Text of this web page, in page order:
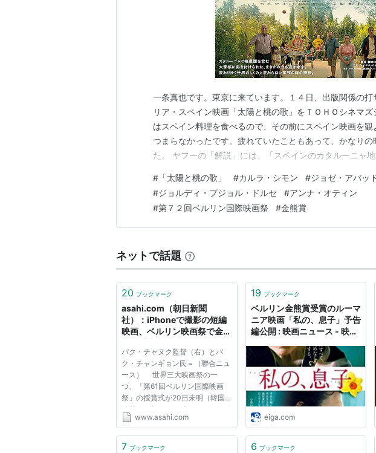
一条真也です。東京に来ています。１４日、出版関係の
リア・スペイン映画「太陽と桃の歌」をＴＯＨＯシネマ
はスペイン料理を食べるので、その前にスペイン映画を
つまらなかったです。疲れていたこともあって、かなり
た。 ヤフーの「解説」には、「スペインのカタルーニャ
よって立ち退きを迫られる。監督などを手掛けるのは『悲
カルラ・シモン。ジョゼ・アバッド、ジョルディ・プジョ
# 「太陽と桃の歌」 #カルラ・シモン #ジョゼ・アバッ
#ジョルディ・プジョル・ドルセ #アンナ・オティン
#第７２回ベルリン国際映画祭 #金熊賞
ネットで話題
20 ブックマーク
asahi.com（朝日新聞
社）：iPhoneで撮影の短編
映画、ベルリン映画祭で金熊
画・音楽・芸能
パク・チャヌク監督（右）とパ
ク・チャンギョン氏＝（聯合ニュ
ース） 世界三大映画祭の一
つ、「第61回ベルリン国際映画
祭」の授賞式が20日未明（韓国
時間）に行われ、「オールド・ボ
ーイ」のパク・チャヌク監督と実
で演出した短編映画「波乱万丈
www.asahi.com
19 ブックマーク
ベルリン金熊賞受賞のルーマ
ニア映画「私の、息子」予告
編公開 : 映画ニュース - 映
eiga.com
7 ブックマーク 6 ブックマーク